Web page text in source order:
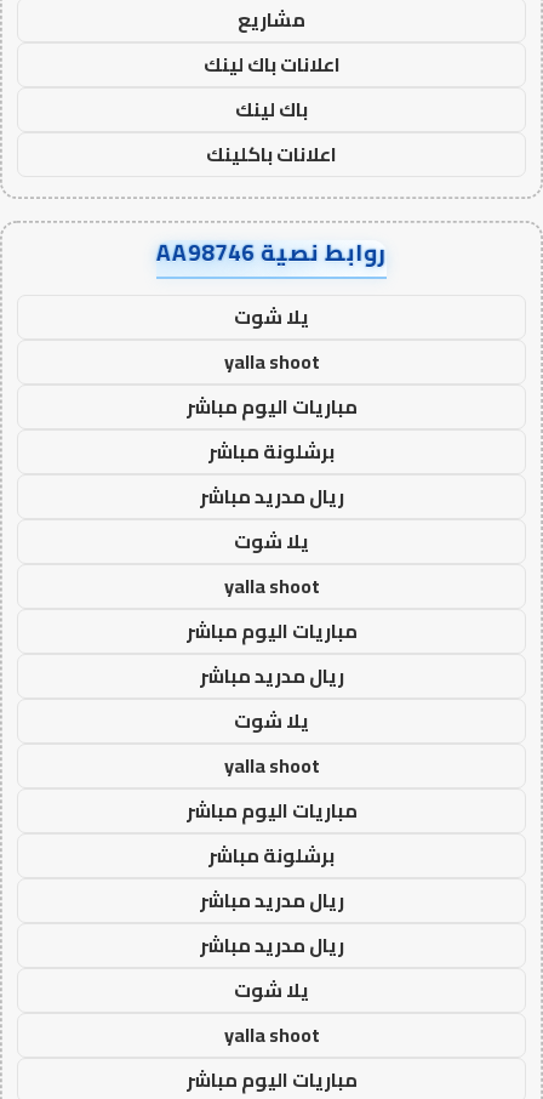
مشاريع
اعلانات باك لينك
باك لينك
اعلانات باكلينك
روابط نصية AA98746
يلا شوت
yalla shoot
مباريات اليوم مباشر
برشلونة مباشر
ريال مدريد مباشر
يلا شوت
yalla shoot
مباريات اليوم مباشر
ريال مدريد مباشر
يلا شوت
yalla shoot
مباريات اليوم مباشر
برشلونة مباشر
ريال مدريد مباشر
ريال مدريد مباشر
يلا شوت
yalla shoot
مباريات اليوم مباشر